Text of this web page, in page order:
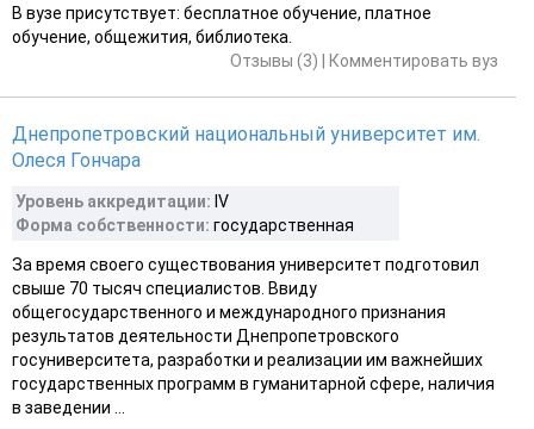
В вузе присутствует: бесплатное обучение, платное
обучение, общежития, библиотека.
Отзывы (3)
Комментировать вуз
Днепропетровский национальный университет им.
Олеся Гончара
Уровень аккредитации: IV
Форма собственности: государственная
За время своего существования университет подготовил
свыше 70 тысяч специалистов. Ввиду
общегосударственного и международного признания
результатов деятельности Днепропетровского
госуниверситета, разработки и реализации им важнейших
государственных программ в гуманитарной сфере, наличия
в заведении ...